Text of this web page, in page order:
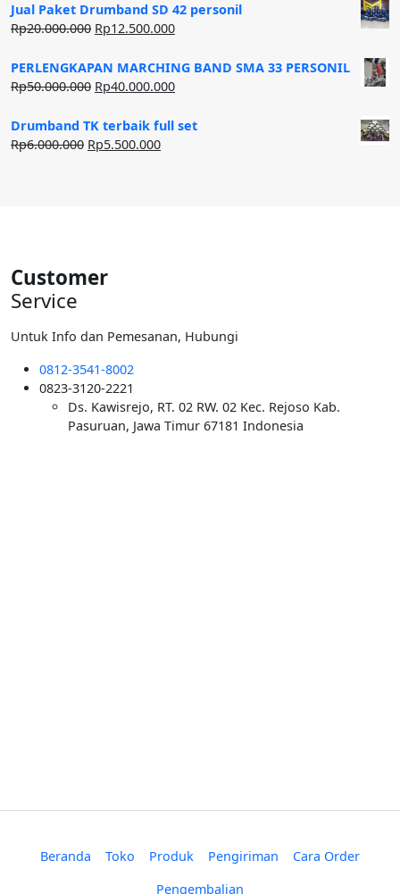
Jual Paket Drumband SD 42 personil
Rp20.000.000 Harga
adalah:
Rp20.000.000.
Rp12.500.000Harga
ini
adalah:
PERLENGKAPAN MARCHING BAND SMA 33 PERSONIL
Rp50.000.000 Harga
adalah:
Rp50.000.000.
Rp40.000.000Harga
ini
Drumband TK terbaik full set
Rp6.000.000 Harga
Rp5.500.000Harga
Customer
Service
Untuk Info dan Pemesanan, Hubungi
0812-3541-8002
0823-3120-2221
Ds. Kawisrejo, RT. 02 RW. 02 Kec. Rejoso Kab.
Pasuruan, Jawa Timur 67181 Indonesia
Beranda Toko Produk Pengiriman
Cara Order
Pengembalian